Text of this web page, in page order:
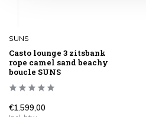
SUNS
Casto lounge 3 zitsbank
rope camel sand beachy
boucle SUNS
€1.599,00